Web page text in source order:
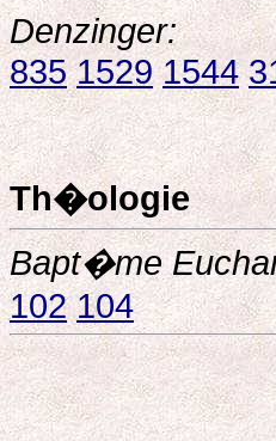
Denzinger:
835 1529 1544
Th�ologie
Bapt�me
102 104